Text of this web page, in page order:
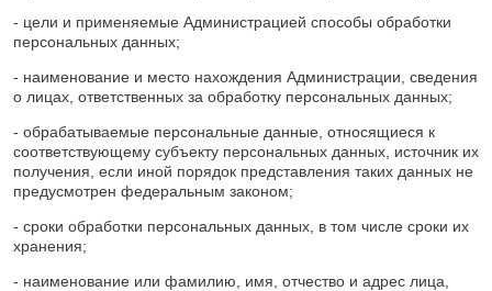
- цели и применяемые Администрацией способы обработки
персональных данных;
- наименование и место нахождения Администрации, сведения
о лицах, ответственных за обработку персональных данных;
- обрабатываемые персональные данные, относящиеся к
соответствующему субъекту персональных данных, источник их
получения, если иной порядок представления таких данных не
предусмотрен федеральным законом;
- сроки обработки персональных данных, в том числе сроки их
хранения;
- наименование или фамилию, имя, отчество и адрес лица,